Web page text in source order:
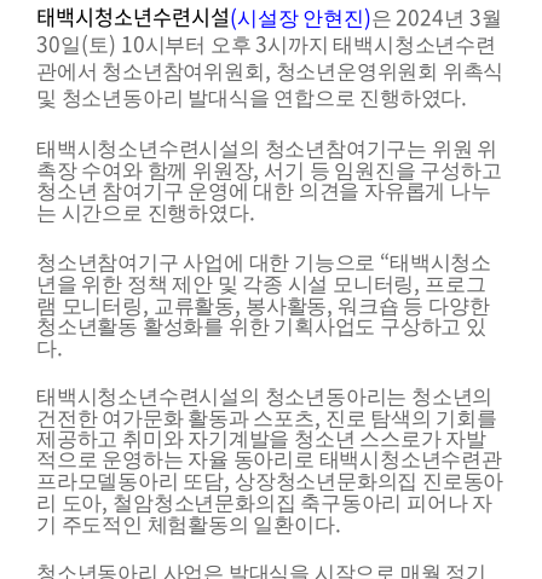
태백시청소년수련시설(시설장 안현진)은2024년 3월
30일 (토) 10시부터 오후3시까지 태백시청소년수련
관에서 청소년참여위원회 , 청소년운영위원회 위촉식
및 청소년동아리 발대식을 연합으로 진행하였다.
태백시청소년수련시설의 청소년참여기구는 위원 위
촉장 수여와 함께 위원장, 서기 등 임원진을 구성하고
청소년 참여기구 운영에 대한 의견을 자유롭게 나누
는 시간으로 진행하였다.
청소년참여기구 사업에 대한 기능으로 “태백시청소
년을 위한 정책 제안 및 각종 시설 모니터링, 프로그
램 모니터링, 교류활동, 봉사활동, 워크숍 등 다양한
청소년활동 활성화를 위한 기획사업도 구상하고 있
다.
태백시청소년수련시설의 청소년동아리는 청소년의
건전한 여가문화 활동과 스포츠,진로 탐색의 기회를
제공하고 취미와 자기계발을 청소년 스스로가 자발
적으로 운영하는 자율 동아리로 태백시청소년수련관
프라모델동아리 또담, 상장청소년문화의집 진로동아
리 도아,철암청소년문화의집 축구동아리 피어나 자
기 주도적인 체험활동의 일환이다.
청소년동아리 사업은 발대식을 시작으로 매월 정기